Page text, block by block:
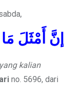
إنَّ أَمْثَلَ
kalian
no. 5696, dari